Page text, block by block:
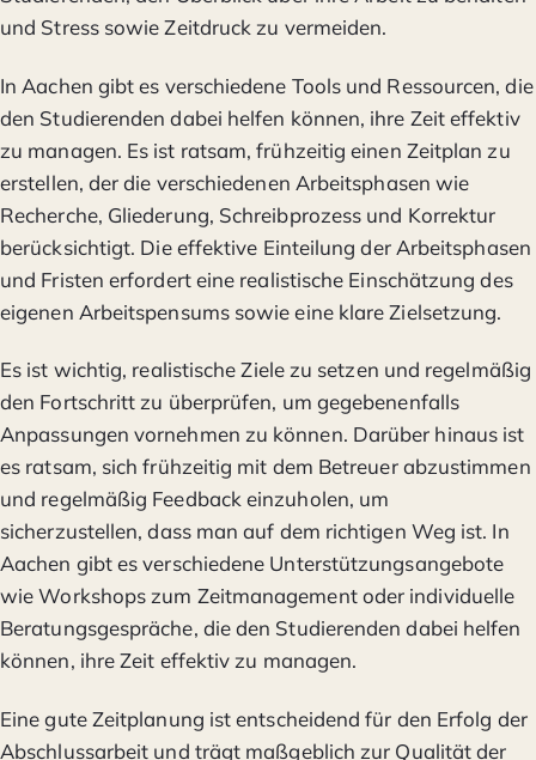
und Stress sowie Zeitdruck zu vermeiden.
In Aachen gibt es verschiedene Tools und Ressourcen, die
den Studierenden dabei helfen können, ihre Zeit effektiv
zu managen. Es ist ratsam, frühzeitig einen Zeitplan zu
erstellen, der die verschiedenen Arbeitsphasen wie
Recherche, Gliederung, Schreibprozess und Korrektur
berücksichtigt. Die effektive Einteilung der Arbeitsphasen
und Fristen erfordert eine realistische Einschätzung des
eigenen Arbeitspensums sowie eine klare Zielsetzung.
Es ist wichtig, realistische Ziele zu setzen und regelmäßig
den Fortschritt zu überprüfen, um gegebenenfalls
Anpassungen vornehmen zu können. Darüber hinaus ist
es ratsam, sich frühzeitig mit dem Betreuer abzustimmen
und regelmäßig Feedback einzuholen, um
sicherzustellen, dass man auf dem richtigen Weg ist. In
Aachen gibt es verschiedene Unterstützungsangebote
wie Workshops zum Zeitmanagement oder individuelle
Beratungsgespräche, die den Studierenden dabei helfen
können, ihre Zeit effektiv zu managen.
Eine gute Zeitplanung ist entscheidend für den Erfolg der
Abschlussarbeit und trägt maßgeblich zur Qualität der